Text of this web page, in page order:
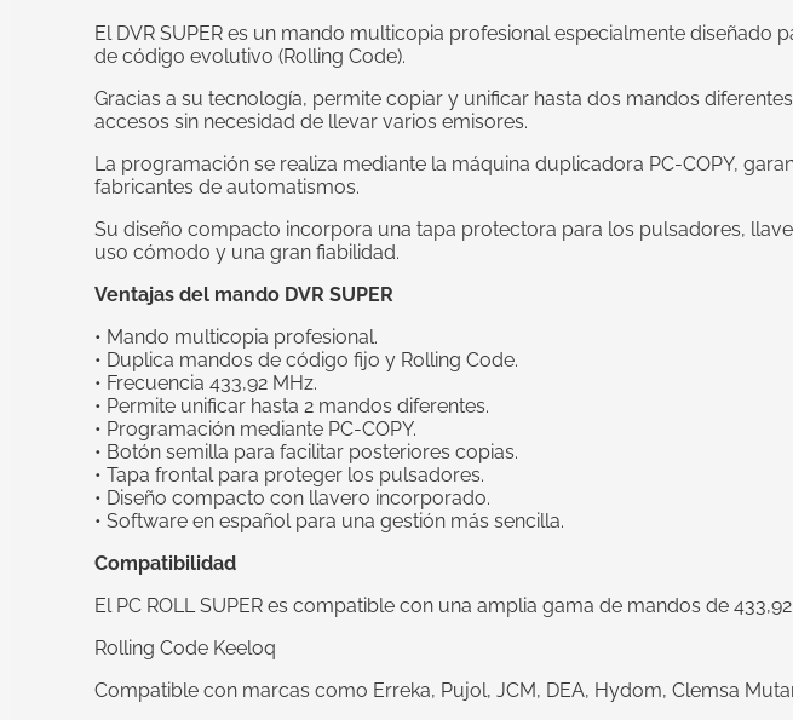
El DVR SUPER es un mando multicopia profesional especialmente
de código evolutivo (Rolling Code).
Gracias a su tecnología, permite copiar y unificar hasta dos mandos
accesos sin necesidad de llevar varios emisores.
La programación se realiza mediante la máquina duplicadora PC-COPY,
fabricantes de automatismos.
Su diseño compacto incorpora una tapa protectora para los pulsadores,
uso cómodo y una gran fiabilidad.
Ventajas del mando DVR SUPER
• Mando multicopia profesional.
• Duplica mandos de código fijo y Rolling Code.
• Frecuencia 433,92 MHz.
• Permite unificar hasta 2 mandos diferentes.
• Programación mediante PC-COPY.
• Botón semilla para facilitar posteriores copias.
• Tapa frontal para proteger los pulsadores.
• Diseño compacto con llavero incorporado.
• Software en español para una gestión más sencilla.
Compatibilidad
El PC ROLL SUPER es compatible con una amplia gama de mandos de
Rolling Code Keeloq
Compatible con marcas como Erreka, Pujol, JCM, DEA, Hydom, Clemsa